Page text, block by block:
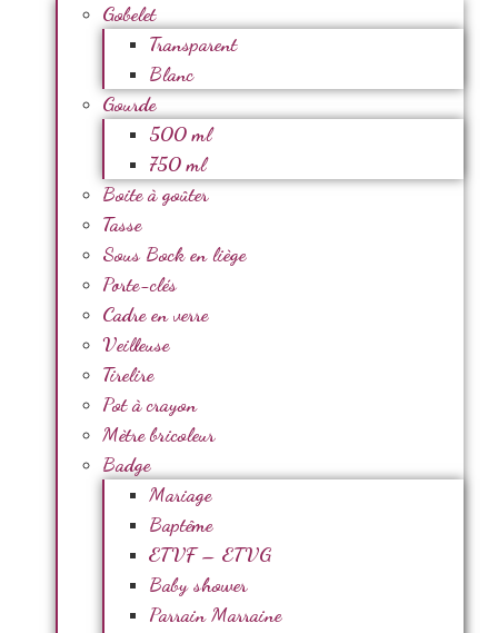
Gobelet
Transparent
Blanc
Gourde
500 ml
750 ml
Boite à goûter
Tasse
Sous Bock en liège
Porte-clés
Cadre en verre
Veilleuse
Tirelire
Pot à crayon
Mètre bricoleur
Badge
Mariage
Baptême
ETVF – ETVG
Baby shower
Parrain Marraine